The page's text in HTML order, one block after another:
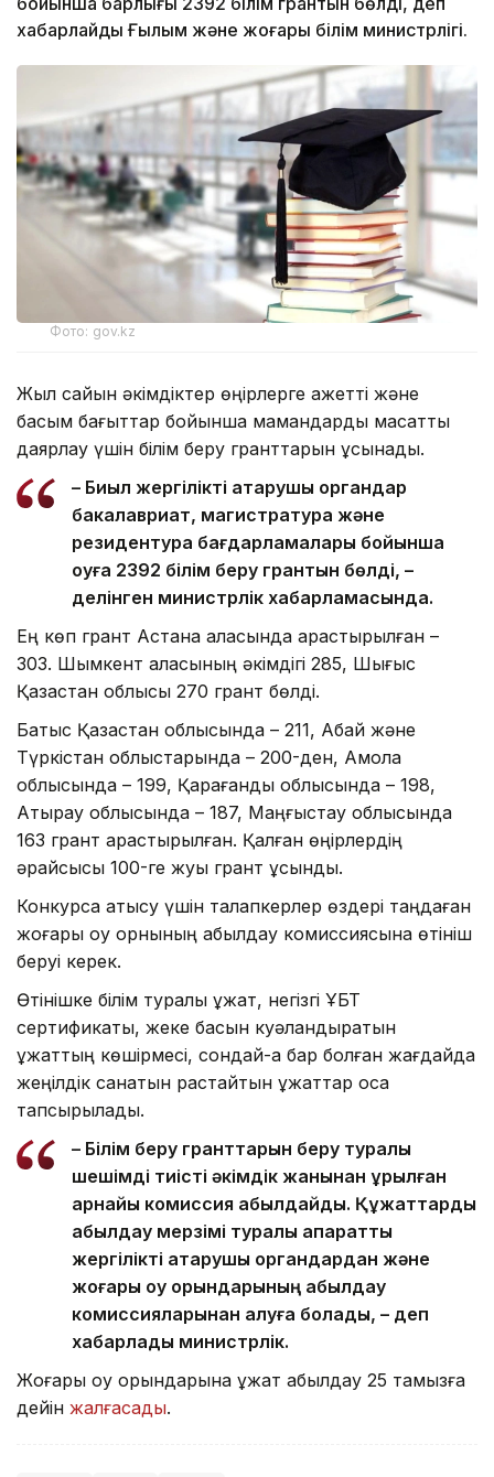
хабарлайды Ғылым және жоғары білім министрлігі.
Фото: gov.kz
Жыл сайын әкімдіктер өңірлерге қажетті және
басым бағыттар бойынша мамандарды мақсатты
даярлау үшін білім беру гранттарын ұсынады.
– Биыл жергілікті атқарушы органдар
бакалавриат, магистратура және
резидентура бағдарламалары бойынша
оқуға 2392 білім беру грантын бөлді, –
делінген министрлік хабарламасында.
Ең көп грант Астана қаласында қарастырылған –
303. Шымкент қаласының әкімдігі 285, Шығыс
Қазақстан облысы 270 грант бөлді.
Батыс Қазақстан облысында – 211, Абай және
Түркістан облыстарында – 200-ден, Ақмола
облысында – 199, Қарағанды облысында – 198,
Атырау облысында – 187, Маңғыстау облысында
163 грант қарастырылған. Қалған өңірлердің
әрқайсысы 100-ге жуық грант ұсынды.
Конкурсқа қатысу үшін талапкерлер өздері таңдаған
жоғары оқу орнының қабылдау комиссиясына өтініш
беруі керек.
Өтінішке білім туралы құжат, негізгі ҰБТ
сертификаты, жеке басын куәландыратын
құжаттың көшірмесі, сондай-ақ бар болған жағдайда
жеңілдік санатын растайтын құжаттар қоса
тапсырылады.
– Білім беру гранттарын беру туралы
шешімді тиісті әкімдік жанынан құрылған
арнайы комиссия қабылдайды. Құжаттарды
қабылдау мерзімі туралы ақпаратты
жергілікті атқарушы органдардан және
жоғары оқу орындарының қабылдау
комиссияларынан алуға болады, – деп
хабарлады министрлік.
Жоғары оқу орындарына құжат қабылдау 25 тамызға
дейін жалғасады.